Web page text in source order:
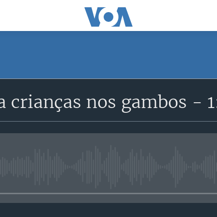
crianças nos gambos -